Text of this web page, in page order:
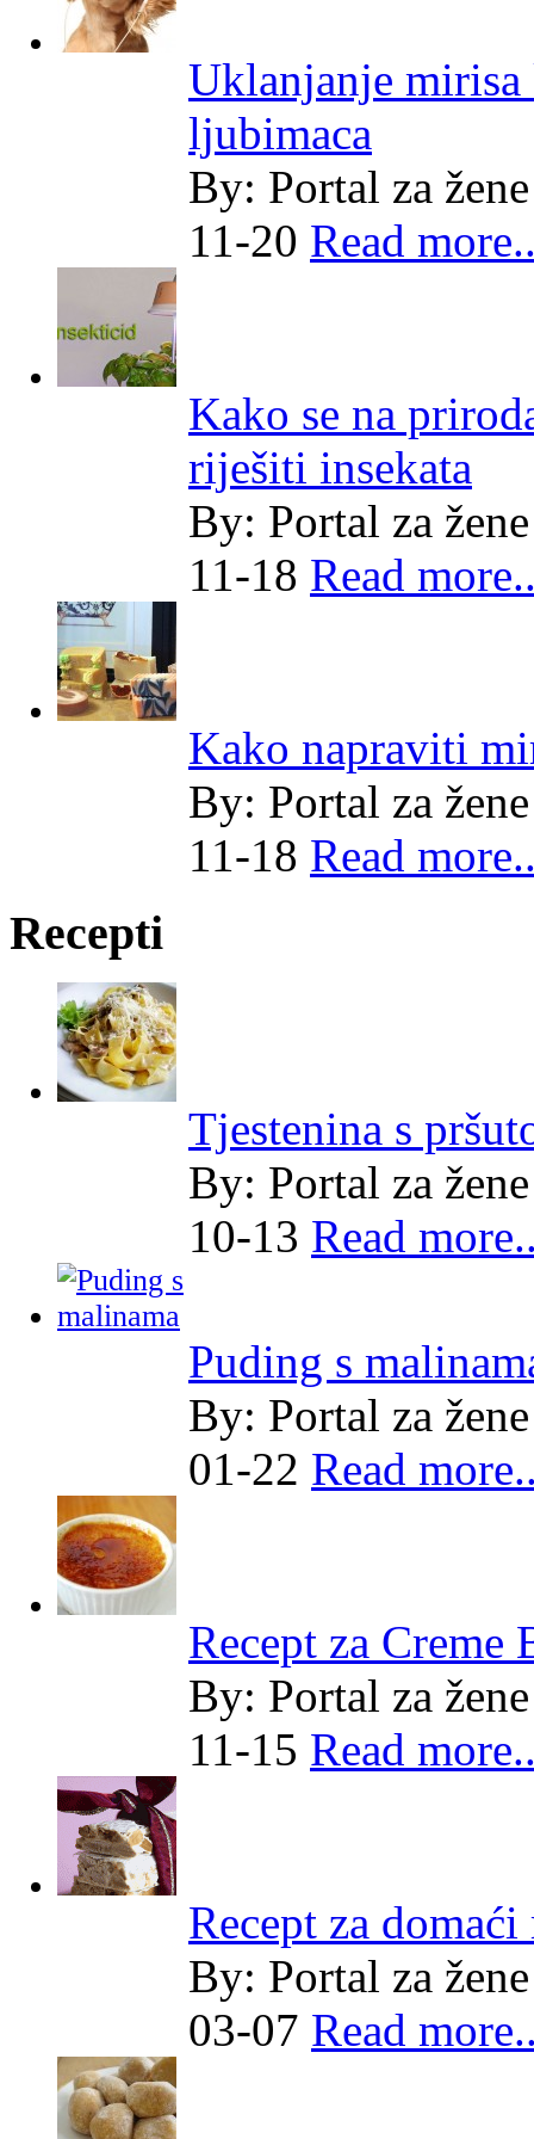
Uklanjanje
ljubimaca
By: Portal za žene
11-20 Read
Kako se na
riješiti insekata
By: Portal za žene
11-18 Read
Kako napraviti
By: Portal za žene
11-18 Read
Recepti
Tjestenina s
By: Portal za žene
10-13 Read
Puding s
By: Portal za žene
01-22 Read
Recept za Creme
By: Portal za žene
11-15 Read
Recept za
By: Portal za žene
03-07 Read